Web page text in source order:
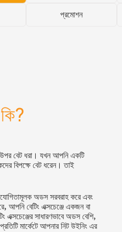
প্রমোশন
উপর বেট ধরা। যখন আপনি একটি
বিপক্ষে বেট ধরেন। তাই
অডস সরবরাহ করে এবং
আপনি বেটিং এক্সচেঞ্জে একজন বা
এক্সচেঞ্জের সাধারণভাবে অডস বেশি,
মার্কেটে আপনার নিট উইনিং এর